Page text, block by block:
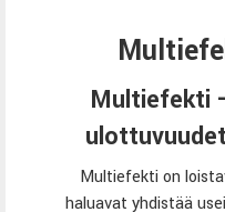
Multiefekti
Multiefekti on
haluavat yhdistää